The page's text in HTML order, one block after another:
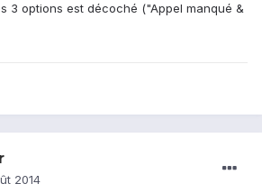
3 options est décoché ("Appel manqué &
2014